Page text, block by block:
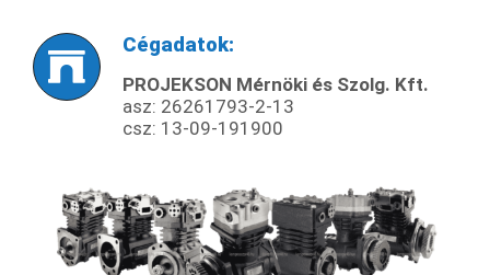
Cégadatok:
PROJEKSON Mérnöki és Szolg. Kft.
asz: 26261793-2-13
csz: 13-09-191900